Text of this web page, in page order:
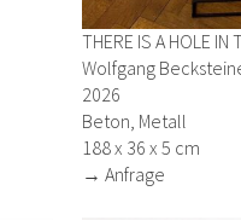
THERE IS A HOLE IN
Wolfgang
2026
Beton, Metall
188 x 36 x 5 cm
→ Anfrage